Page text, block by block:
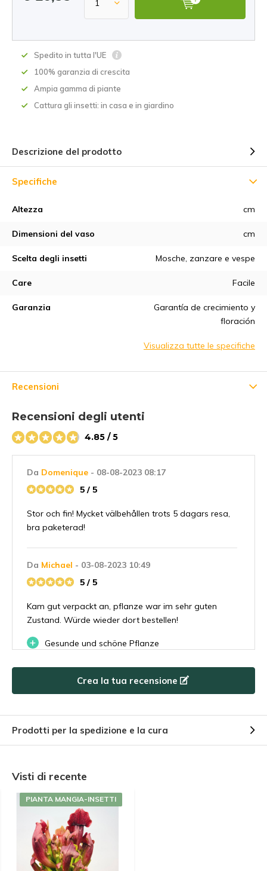
Spedito in tutta l'UE
100% garanzia di crescita
Ampia gamma di piante
Cattura gli insetti: in casa e in giardino
Descrizione del prodotto
Specifiche
Altezza cm
Dimensioni del vaso cm
Scelta degli insetti Mosche, zanzare e vespe
Care Facile
Garanzia
Garantía de crecimiento y
floración
Visualizza tutte le specifiche
Recensioni
Recensioni degli utenti
4.85 / 5
Da Domenique - 08-08-2023 08:17
5 / 5
Stor och fin! Mycket välbehållen trots 5 dagars resa,
bra paketerad!
Da Michael - 03-08-2023 10:49
5 / 5
Kam gut verpackt an, pflanze war im sehr guten
Zustand. Würde wieder dort bestellen!
+ Gesunde und schöne Pflanze
Guillaume- 11-06-2023 18:07
Livraison et emballage impeccable.
DaJulian- 02-08-2022 14:08
5 / 5
Beautiful plant, was well packaged.
DaSandra- 08-06-2022 14:01
5 / 5
Crea la tua recensione
Prodotti per la spedizione e la cura
Visti di recente
PIANTA MANGIA-INSETTI